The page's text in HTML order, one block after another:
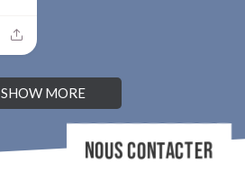
SHOW MORE
NOUS CONTACTER